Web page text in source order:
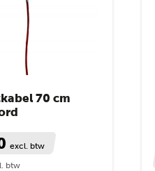
70 cm
excl. btw
btw